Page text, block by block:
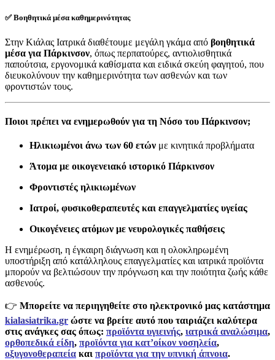
✅ Βοηθητικά μέσα καθημερινότητας
Στην Κιάλας Ιατρικά διαθέτουμε μεγάλη γκάμα από βοηθητικά
μέσα για Πάρκινσον, όπως περπατούρες, αντιολισθητικά
παπούτσια, εργονομικά καθίσματα και ειδικά σκεύη φαγητού, που
διευκολύνουν την καθημερινότητα των ασθενών και των
φροντιστών τους.
Ποιοι πρέπει να ενημερωθούν για τη Νόσο του Πάρκινσον;
Ηλικιωμένοι άνω των 60 ετών με κινητικά προβλήματα
Άτομα με οικογενειακό ιστορικό Πάρκινσον
Φροντιστές ηλικιωμένων
Ιατροί, φυσικοθεραπευτές και επαγγελματίες υγείας
Οικογένειες ατόμων με νευρολογικές παθήσεις
Η ενημέρωση, η έγκαιρη διάγνωση και η ολοκληρωμένη
υποστήριξη από κατάλληλους επαγγελματίες και ιατρικά προϊόντα
μπορούν να βελτιώσουν την πρόγνωση και την ποιότητα ζωής κάθε
ασθενούς.
👉 Μπορείτε να περιηγηθείτε στο ηλεκτρονικό μας κατάστημα
kialasiatrika.gr ώστε να βρείτε αυτό που ταιριάζει καλύτερα
στις ανάγκες σας όπως: προϊόντα υγιεινής, ιατρικά αναλώσιμα,
ορθοπεδικά είδη, προϊόντα για κατ’οίκον νοσηλεία,
οξυγονοθεραπεία και προϊόντα για την υπνική άπνοια.